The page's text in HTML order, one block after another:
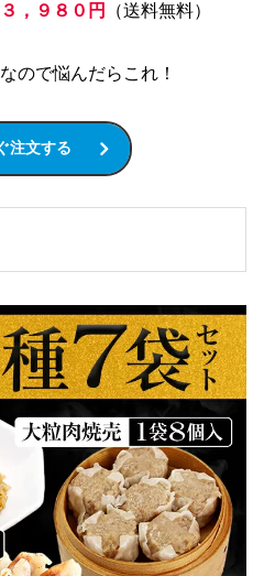
３，９８０円 （送料無料）
なので悩んだらこれ！
注文する